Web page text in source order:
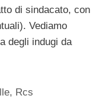
di sindacato, con
Vediamo
degli indugi da
, Rcs